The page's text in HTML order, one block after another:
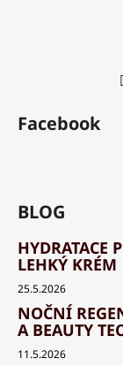
Facebook
BLOG
HYDRATACE
LEHKÝ KRÉM
25.5.2026
NOČNÍ
A BEAUTY
11.5.2026